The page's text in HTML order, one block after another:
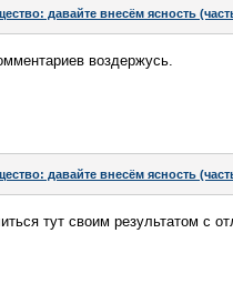
давайте внесём ясность
воздержусь.
давайте внесём ясность
тут своим результатом с